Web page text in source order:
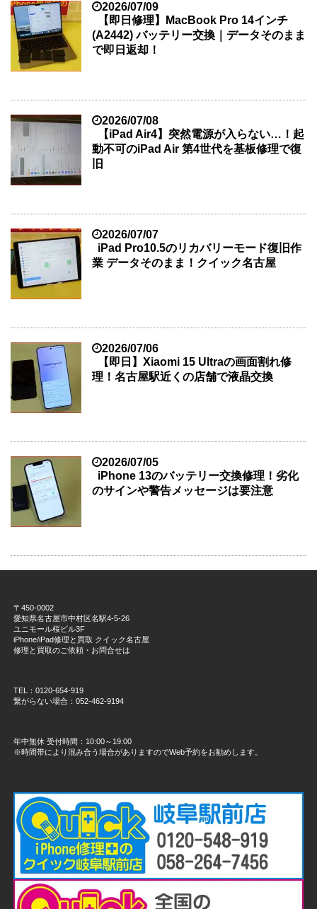
2026/07/09
【即日修理】MacBook Pro 14インチ
(A2442) バッテリー交換｜データそのまま
で即日返却！
2026/07/08
【iPad Air4】突然電源が入らない…！起
動不可のiPad Air 第4世代を基板修理で復
旧
2026/07/07
iPad Pro10.5のリカバリーモード復旧作
業 データそのまま！クイック名古屋
2026/07/06
【即日】Xiaomi 15 Ultraの画面割れ修
理！名古屋駅近くの店舗で液晶交換
2026/07/05
iPhone 13のバッテリー交換修理！劣化
のサインや警告メッセージは要注意
〒450-0002
愛知県名古屋市中村区名駅4-5-26
ユニモール桜ビル3F
iPhone/iPad修理と買取 クイック名古屋
修理と買取のご依頼・お問合せは
TEL：0120-654-919
繋がらない場合：052-462-9194
年中無休 受付時間：10:00～19:00
※時間帯により混み合う場合がありますのでWeb予約をお勧めします。